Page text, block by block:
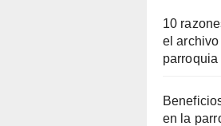
10
el
en la